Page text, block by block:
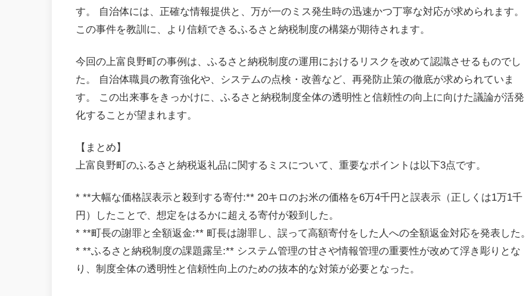
す。 自治体には、正確な情報提供と、万が一のミス発生時の迅速かつ丁寧な対応が求められます。
この事件を教訓に、より信頼できるふるさと納税制度の構築が期待されます。
今回の上富良野町の事例は、ふるさと納税制度の運用におけるリスクを改めて認識させるものでし
た。 自治体職員の教育強化や、システムの点検・改善など、再発防止策の徹底が求められていま
す。 この出来事をきっかけに、ふるさと納税制度全体の透明性と信頼性の向上に向けた議論が活発
化することが望まれます。
【まとめ】
上富良野町のふるさと納税返礼品に関するミスについて、重要なポイントは以下3点です。
* **大幅な価格誤表示と殺到する寄付:** 20キロのお米の価格を6万4千円と誤表示（正しくは1万1千
円）したことで、想定をはるかに超える寄付が殺到した。
* **町長の謝罪と全額返金:** 町長は謝罪し、誤って高額寄付をした人への全額返金対応を発表した。
* **ふるさと納税制度の課題露呈:** システム管理の甘さや情報管理の重要性が改めて浮き彫りとな
り、制度全体の透明性と信頼性向上のための抜本的な対策が必要となった。